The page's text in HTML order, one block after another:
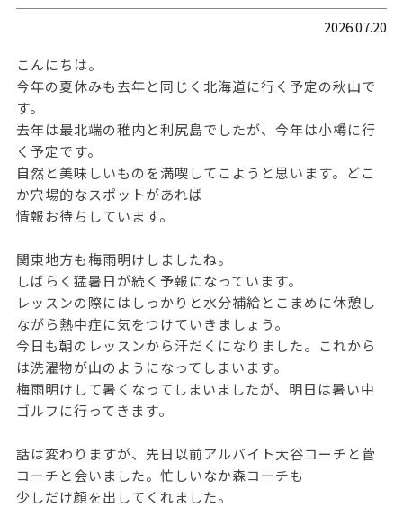
2026.07.20
こんにちは。
今年の夏休みも去年と同じく北海道に行く予定の秋山で
す。
去年は最北端の稚内と利尻島でしたが、今年は小樽に行
く予定です。
自然と美味しいものを満喫してこようと思います。どこ
か穴場的なスポットがあれば
情報お待ちしています。
関東地方も梅雨明けしましたね。
しばらく猛暑日が続く予報になっています。
レッスンの際にはしっかりと水分補給とこまめに休憩し
ながら熱中症に気をつけていきましょう。
今日も朝のレッスンから汗だくになりました。これから
は洗濯物が山のようになってしまいます。
梅雨明けして暑くなってしまいましたが、明日は暑い中
ゴルフに行ってきます。
話は変わりますが、先日以前アルバイト大谷コーチと菅
コーチと会いました。忙しいなか森コーチも
少しだけ顔を出してくれました。